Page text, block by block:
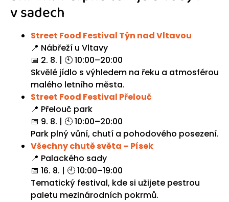
v sadech
Street Food Festival Týn nad Vltavou
📍 Nábřeží u Vltavy
📅 2. 8. | 🕙 10:00–20:00
Skvělé jídlo s výhledem na řeku a atmosférou
malého letního města.
Street Food Festival Přelouč
📍 Přelouč park
📅 9. 8. | 🕙 10:00–20:00
Park plný vůní, chutí a pohodového posezení.
Všechny chutě světa – Písek
📍 Palackého sady
📅 16. 8. | 🕙 10:00–19:00
Tematický festival, kde si užijete pestrou
paletu mezinárodních pokrmů.